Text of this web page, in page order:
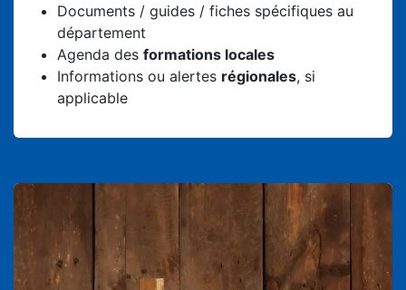
Documents / guides / fiches spécifiques au
département
Agenda des formations locales
Informations ou alertes régionales, si
applicable